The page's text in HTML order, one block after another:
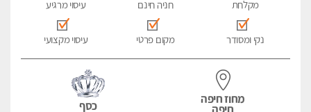
מקלחת חניה חינם עיסוי מרגיע
נקי ומסודר מקום פרטי עיסוי מקצועי
מחוז חיפה כסף